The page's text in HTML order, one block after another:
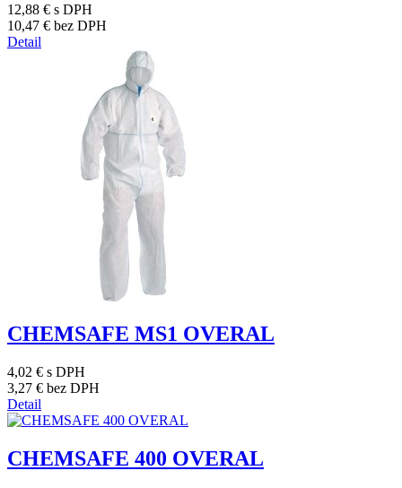
12,88 € s DPH
10,47 € bez DPH
Detail
CHEMSAFE MS1 OVERAL
4,02 € s DPH
3,27 € bez DPH
Detail
CHEMSAFE 400 OVERAL